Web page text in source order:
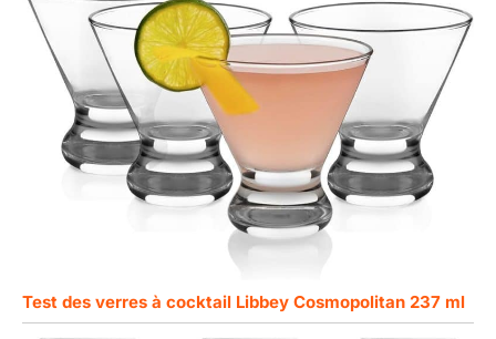
Test des verres à cocktail Libbey Cosmopolitan 237 ml